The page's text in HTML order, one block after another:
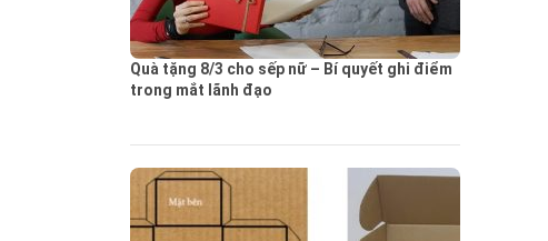
Quà tặng 8/3 cho sếp nữ – Bí quyết ghi điểm
trong mắt lãnh đạo